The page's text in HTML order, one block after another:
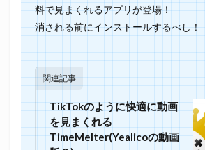
料で見まくれるアプリが登場！
消される前にインストールするべし！
関連記事
TikTokのように快適に動画
を見まくれる
TimeMelter(Yealicoの動画